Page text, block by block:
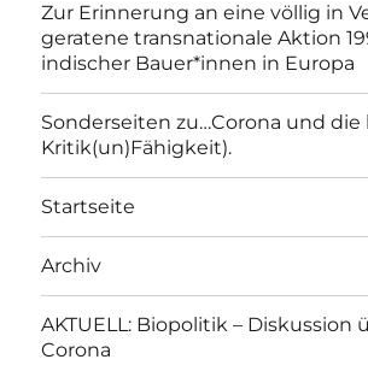
Zur Erinnerung an eine völlig in
geratene transnationale Aktion
indischer Bauer*innen in Europa
Sonderseiten zu…Corona und die
Kritik(un)Fähigkeit).
Startseite
Archiv
AKTUELL: Biopolitik – Diskussion
Corona